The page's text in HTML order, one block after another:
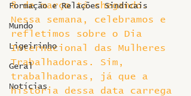
Formação e Relações Sindicais
Mundo
Ligeirinho
Geral
Notícias
8 de março tá chegando.
Nessa semana, celebramos e
refletimos sobre o Dia
Internacional das Mulheres
Trabalhadoras. Sim,
trabalhadoras, já que a
história dessa data carrega